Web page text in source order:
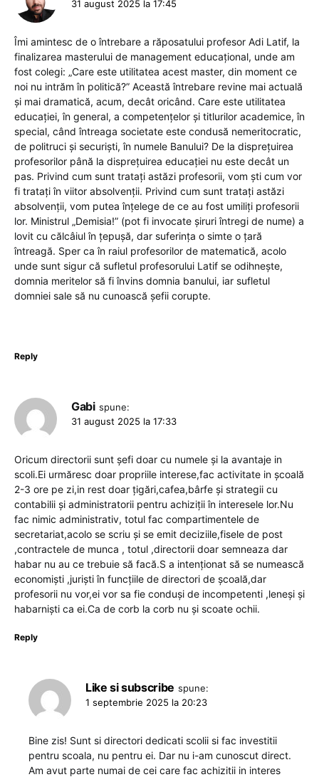
31 august 2025 la 17:45
Îmi amintesc de o întrebare a răposatului profesor Adi Latif, la
finalizarea masterului de management educațional, unde am
fost colegi: „Care este utilitatea acest master, din moment ce
noi nu intrăm în politică?” Această întrebare revine mai actuală
și mai dramatică, acum, decât oricând. Care este utilitatea
educației, în general, a competențelor și titlurilor academice, în
special, când întreaga societate este condusă nemeritocratic,
de politruci și securiști, în numele Banului? De la disprețuirea
profesorilor până la disprețuirea educației nu este decât un
pas. Privind cum sunt tratați astăzi profesorii, vom ști cum vor
fi tratați în viitor absolvenții. Privind cum sunt tratați astăzi
absolvenții, vom putea înțelege de ce au fost umiliți profesorii
lor. Ministrul „Demisia!” (pot fi invocate șiruri întregi de nume) a
lovit cu călcâiul în țepușă, dar suferința o simte o țară
întreagă. Sper ca în raiul profesorilor de matematică, acolo
unde sunt sigur că sufletul profesorului Latif se odihnește,
domnia meritelor să fi învins domnia banului, iar sufletul
domniei sale să nu cunoască șefii corupte.
Reply
Gabi spune:
31 august 2025 la 17:33
Oricum directorii sunt șefi doar cu numele și la avantaje in
scoli.Ei urmăresc doar propriile interese,fac activitate in școală
2-3 ore pe zi,in rest doar țigări,cafea,bârfe și strategii cu
contabilii și administratorii pentru achiziții în interesele lor.Nu
fac nimic administrativ, totul fac compartimentele de
secretariat,acolo se scriu și se emit deciziile,fisele de post
,contractele de munca , totul ,directorii doar semneaza dar
habar nu au ce trebuie să facă.S a intenționat să se numească
economiști ,juriști în funcțiile de directori de școală,dar
profesorii nu vor,ei vor sa fie conduși de incompetenti ,leneși și
habarniști ca ei.Ca de corb la corb nu și scoate ochii.
Reply
Like si subscribe spune:
1 septembrie 2025 la 20:23
Bine zis! Sunt si directori dedicati scolii si fac investitii
pentru scoala, nu pentru ei. Dar nu i-am cunoscut direct.
Am avut parte numai de cei care fac achizitii in interes